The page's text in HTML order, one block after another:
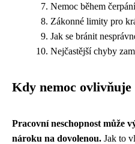
Nemoc během
Zákonné limity pro
Jak se bránit
Nejčastější chyby
Kdy nemoc
Pracovní neschopnost může
nároku na dovolenou. Jak to